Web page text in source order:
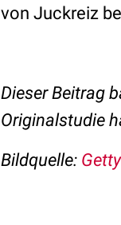
von Juckreiz
Dieser Beitrag
Originalstudie
Bildquelle: